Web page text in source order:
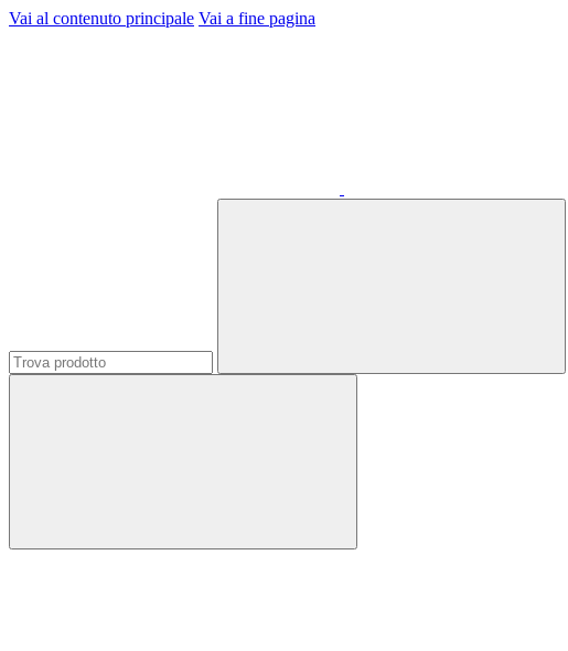
Vai al contenuto principale Vai a fine pagina